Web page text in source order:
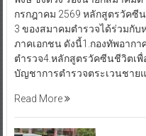
กรกฎาคม 2569 หลักสูตรวัคซี
3 ของสมาคมตำรวจได้ร่วมกั
ภาคเอกชน ดังนี้1.กองทัพอาก
ตำรวจ4.หลักสูตรวัคซีนชีวิตเ
บัญชาการตำรวจตระเวนชาย
Read More